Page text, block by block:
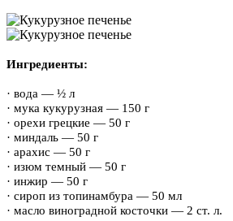
Ингредиенты:
· вода — ½ л
· мука кукурузная — 150 г
· орехи грецкие — 50 г
· миндаль — 50 г
· арахис — 50 г
· изюм темный — 50 г
· инжир — 50 г
· сироп из топинамбура — 50 мл
· масло виноградной косточки — 2 ст. л.